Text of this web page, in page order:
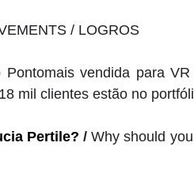
/ LOGROS
Pontomais vendida para
mil clientes estão no
Pertile? / Why should